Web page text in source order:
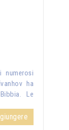
numerosi
ha
Le